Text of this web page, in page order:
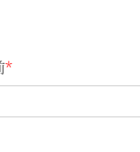
*